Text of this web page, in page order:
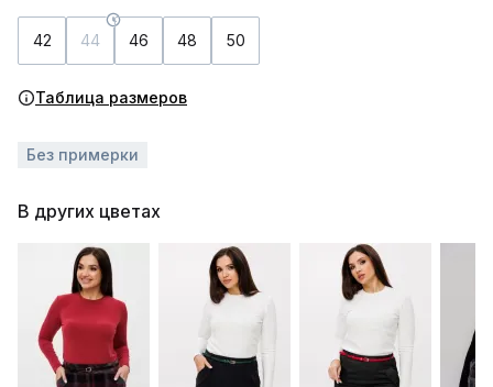
42 44 46 48 50
Таблица размеров
Без примерки
В других цветах